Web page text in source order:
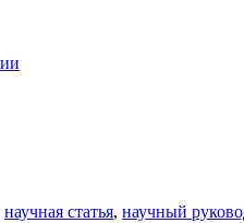
научная статья, научный